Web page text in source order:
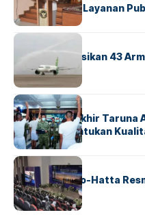
Transparansi Layanan
BANDARA
Citilink Operasikan 43
Nasional
BERITA
Sidang Pantukhir Taruna
Strategis Tentukan
BANDARA BERITA
IALC Soekarno-Hatta
Dunia